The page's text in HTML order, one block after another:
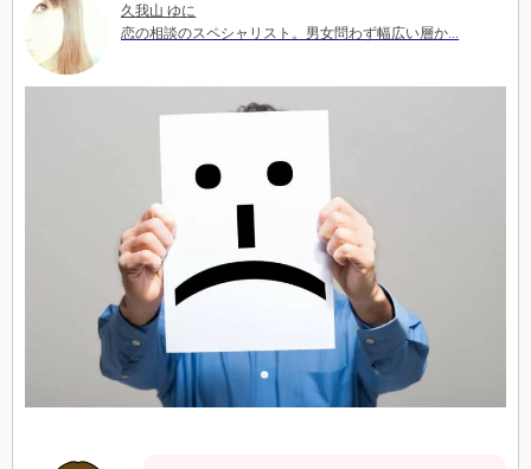
久我山 ゆに
恋の相談のスペシャリスト。男女問わず幅広い層か...